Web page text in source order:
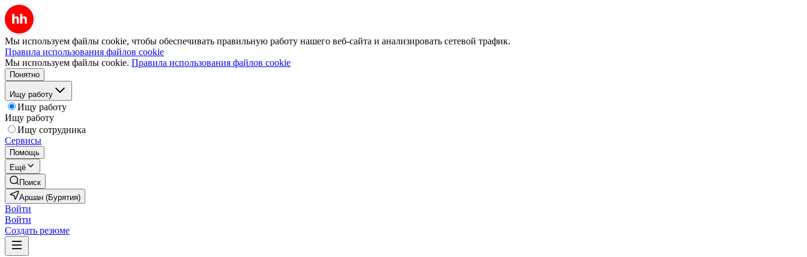
Мы используем файлы cookie, чтобы обеспечивать правильную работу нашего веб-сайта и анализировать сетевой трафик.
Правила использования файлов cookie
Мы используем файлы cookie. Правила использования файлов cookie
Понятно
Ищу работу
Ищу работу
Ищу работу
Ищу сотрудника
Сервисы
Помощь
Ещё
Поиск
Аршан (Бурятия)
Войти
Войти
Создать резюме